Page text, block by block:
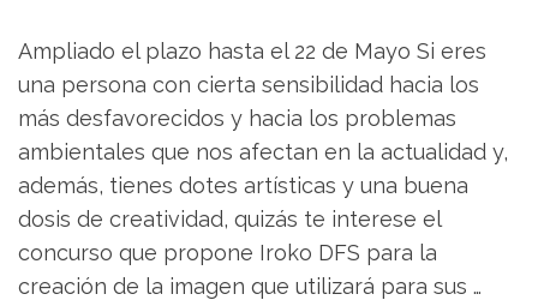
Ampliado el plazo hasta el 22 de Mayo Si eres
una persona con cierta sensibilidad hacia los
más desfavorecidos y hacia los problemas
ambientales que nos afectan en la actualidad y,
además, tienes dotes artísticas y una buena
dosis de creatividad, quizás te interese el
concurso que propone Iroko DFS para la
creación de la imagen que utilizará para sus …